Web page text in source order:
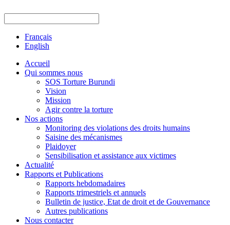
Français
English
Accueil
Qui sommes nous
SOS Torture Burundi
Vision
Mission
Agir contre la torture
Nos actions
Monitoring des violations des droits humains
Saisine des mécanismes
Plaidoyer
Sensibilisation et assistance aux victimes
Actualité
Rapports et Publications
Rapports hebdomadaires
Rapports trimestriels et annuels
Bulletin de justice, Etat de droit et de Gouvernance
Autres publications
Nous contacter